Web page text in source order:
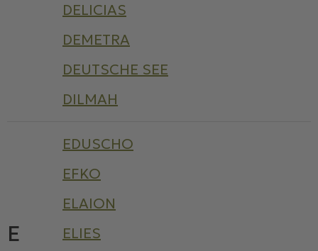
DELICIAS
DEMETRA
DEUTSCHE SEE
DILMAH
E
EDUSCHO
EFKO
ELAION
ELIES